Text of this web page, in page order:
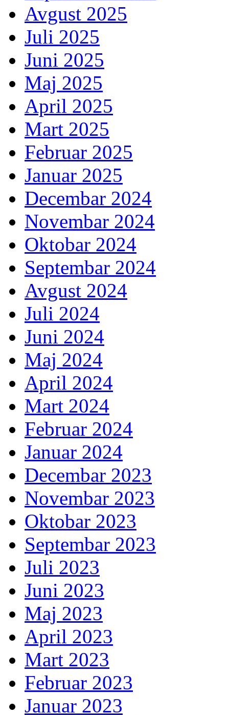
Avgust 2025
Juli 2025
Juni 2025
Maj 2025
April 2025
Mart 2025
Februar 2025
Januar 2025
Decembar 2024
Novembar 2024
Oktobar 2024
Septembar 2024
Avgust 2024
Juli 2024
Juni 2024
Maj 2024
April 2024
Mart 2024
Februar 2024
Januar 2024
Decembar 2023
Novembar 2023
Oktobar 2023
Septembar 2023
Juli 2023
Juni 2023
Maj 2023
April 2023
Mart 2023
Februar 2023
Januar 2023